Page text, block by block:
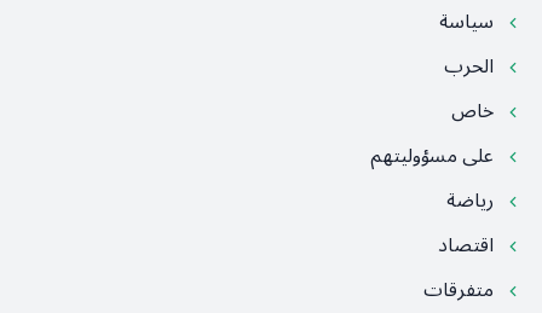
سياسة
الحرب
خاص
على مسؤوليتهم
رياضة
اقتصاد
متفرقات